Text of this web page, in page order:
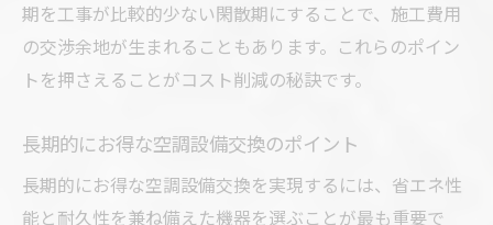
期を工事が比較的少ない閑散期にすることで、施工費用
の交渉余地が生まれることもあります。これらのポイン
トを押さえることがコスト削減の秘訣です。
長期的にお得な空調設備交換のポイント
長期的にお得な空調設備交換を実現するには、省エネ性
能と耐久性を兼ね備えた機器を選ぶことが最も重要で